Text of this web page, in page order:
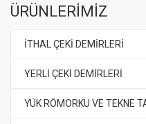
ÜRÜNLERİMİZ
İTHAL ÇEKİ DEMİRLERİ
YERLİ ÇEKİ DEMİRLERİ
YÜK RÖMORKU VE TEKNE